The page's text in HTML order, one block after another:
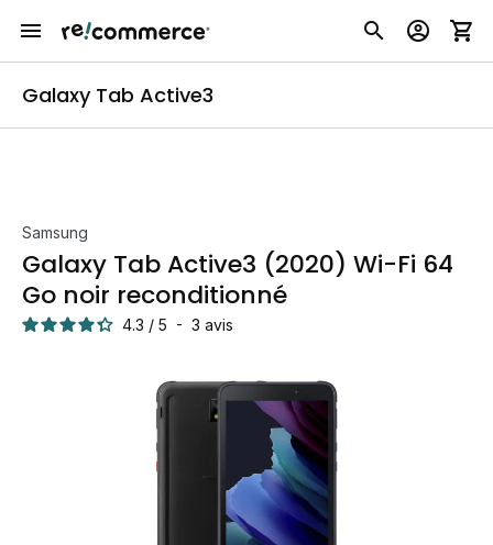
Galaxy Tab Active3
Samsung
Galaxy Tab Active3 (2020) Wi-Fi 64
Go noir reconditionné
4.3 / 5 - 3 avis